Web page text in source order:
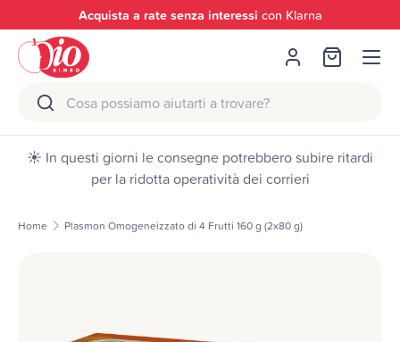
Passa ai contenuti
Acquista a rate senza interessi con Klarna
Cerca
Cerca
AccediBorsa
Menu
☀️ In questi giorni le consegne potrebbero subire ritardi
per la ridotta operatività dei corrieri
Home Plasmon Omogeneizzato di 4 Frutti 160 g (2x80 g)